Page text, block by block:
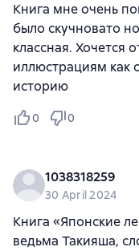
Книга мне очень
было скучновато
классная. Хочется
иллюстрациям как
историю
0 0
1038318259
30 April 2024
Книга «Японские
ведьма Такияша,